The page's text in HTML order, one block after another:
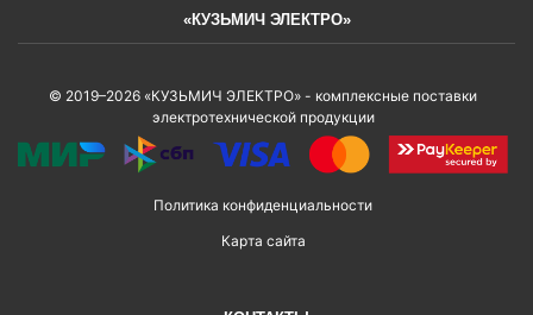
«КУЗЬМИЧ ЭЛЕКТРО»
© 2019–2026 «КУЗЬМИЧ ЭЛЕКТРО» - комплексные поставки
электротехнической продукции
Политика конфиденциальности
Карта сайта